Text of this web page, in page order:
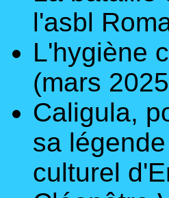
l'asbl
L'hygiène
(mars
Caligula,
sa
culturel